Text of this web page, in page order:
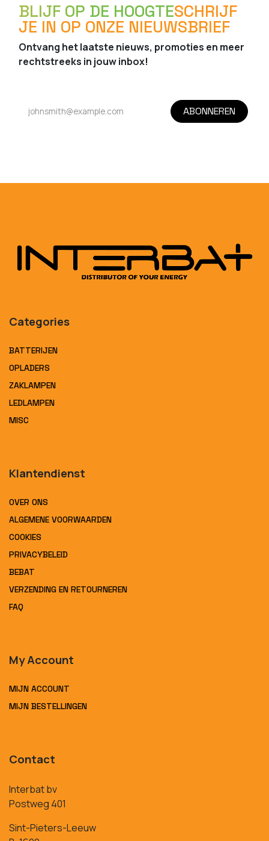
BLIJF OP DE HOOGTESCHRIJF
JE IN OP ONZE NIEUWSBRIEF
Ontvang het laatste nieuws, promoties en meer
rechtstreeks in jouw inbox!
ABONNEREN
Categories
BATTERIJEN
OPLADERS
ZAKLAMPEN
LEDLAMPEN
MISC
Klantendienst
OVER ONS
ALGEMENE VOORWAARDEN
COOKIES
PRIVACYBELEID
BEBAT
VERZENDING EN RETOURNEREN
FAQ
My Account
MIJN ACCOUNT
MIJN BESTELLINGEN
Contact
Interbat bv
Postweg 401
Sint-Pieters-Leeuw